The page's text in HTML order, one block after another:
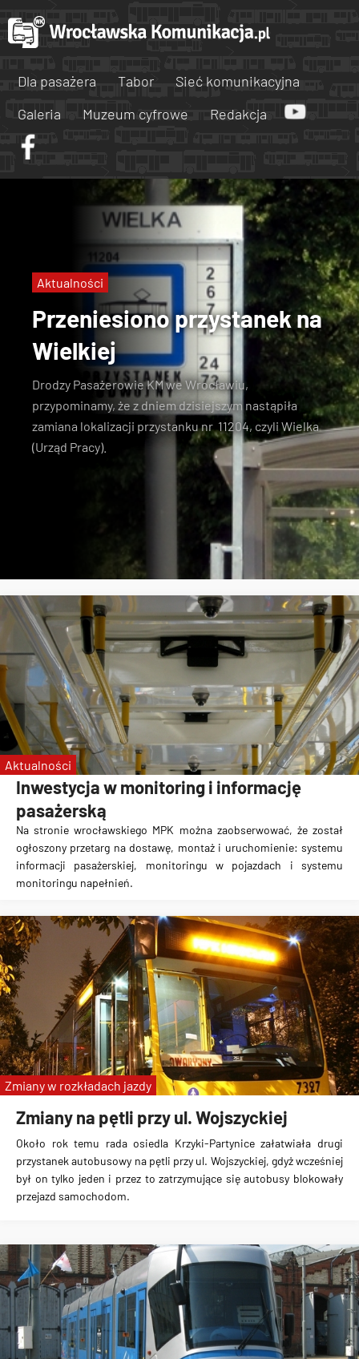
Dla pasażera Tabor
Sieć komunikacyjna
Galeria
Muzeum cyfrowe Redakcja
Przeniesiono przystanek na
Wielkiej
Drodzy Pasażerowie KM we Wrocławiu,
przypominamy, że z dniem dzisiejszym nastąpiła
zamiana lokalizacji przystanku nr 11204, czyli Wielka
(Urząd Pracy).
Aktualności
Inwestycja w monitoring i informację
pasażerską
Na stronie wrocławskiego MPK można zaobserwować, że został
ogłoszony przetarg na dostawę, montaż i uruchomienie: systemu
informacji pasażerskiej, monitoringu w pojazdach i systemu
monitoringu napełnień.
Aktualności
Zmiany na pętli przy ul. Wojszyckiej
Około rok temu rada osiedla Krzyki-Partynice załatwiała drugi
przystanek autobusowy na pętli przy ul. Wojszyckiej, gdyż wcześniej
był on tylko jeden i przez to zatrzymujące się autobusy blokowały
przejazd samochodom.
Zmiany w rozkładach jazdy